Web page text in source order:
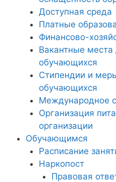
Доступная среда
Платные
Финансово-
Вакантные
обучающихся
Стипендии и
обучающихся
Международное
Организация
организации
Обучающимся
Расписание
Наркопост
Правовая